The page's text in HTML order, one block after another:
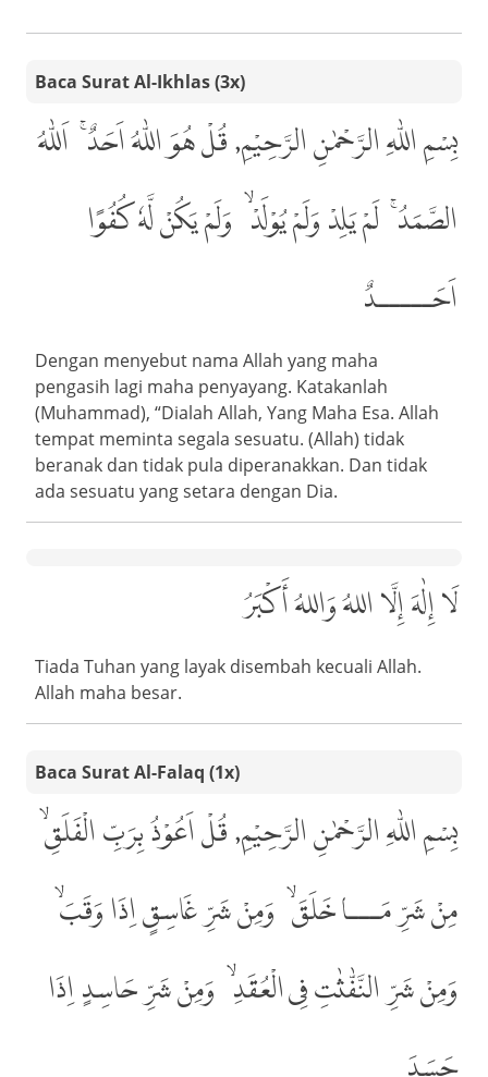
Baca Surat Al-Ikhlas (3x)
بِسْمِ اللّٰهِ الرَّحْمٰنِ الرَّحِيْمِ, قُلْ هُوَ اللّٰهُ اَحَدٌۚ، اَللّٰهُ
الصَّمَدُۚ، لَمْ يَلِدْ وَلَمْ يُوْلَدْۙ، وَلَمْ يَكُنْ لَّهٗ كُفُوًا
اَحَـــــدٌ
Dengan menyebut nama Allah yang maha
pengasih lagi maha penyayang. Katakanlah
(Muhammad), “Dialah Allah, Yang Maha Esa. Allah
tempat meminta segala sesuatu. (Allah) tidak
beranak dan tidak pula diperanakkan. Dan tidak
ada sesuatu yang setara dengan Dia.
لَا إِلٰهَ إِلَّا اللهُ وَاللهُ أَكْبَرُ
Tiada Tuhan yang layak disembah kecuali Allah.
Allah maha besar.
Baca Surat Al-Falaq (1x)
بِسْمِ اللّٰهِ الرَّحْمٰنِ الرَّحِيْمِ, قُلْ اَعُوْذُ بِرَبِّ الْفَلَقِۙ،
مِنْ شَرِّ مَـــا خَلَقَۙ، وَمِنْ شَرِّ غَاسِقٍ اِذَا وَقَبَۙ،
وَمِنْ شَرِّ النَّفّٰثٰتِ فِى الْعُقَدِۙ، وَمِنْ شَرِّ حَاسِدٍ اِذَا
حَسَدَ